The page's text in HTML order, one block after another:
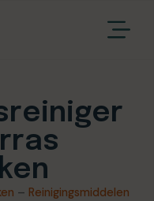
– Reinigingsmiddelen